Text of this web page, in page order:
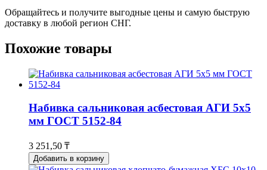
Обращайтесь и получите выгодные цены и самую быструю
доставку в любой регион СНГ.
Похожие товары
Набивка сальниковая асбестовая АГИ 5х5
мм ГОСТ 5152-84
3 251,50 ₸
Добавить в корзину